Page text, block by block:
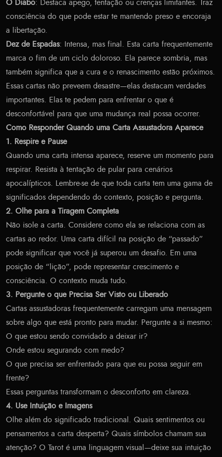
O Diabo: Destaca apego, tentação ou crenças limitantes. Traz
consciência do que pode estar te mantendo preso e encoraja
a libertação.
Dez de Espadas: Intensa, mas final. Esta carta frequentemente
marca o fim de um ciclo doloroso. Ela parece sombria, mas
também significa que a cura e o renascimento estão próximos.
Essas cartas não preveem desastre—elas destacam verdades
importantes. Elas te pedem para enfrentar o que é
desconfortável para que uma mudança real possa ocorrer.
Como Responder Quando uma Carta Assustadora Aparece
1. Respire e Pause
Quando uma carta intensa aparece, reserve um momento para
respirar. Resista à tentação de pular para cenários
apocalípticos. Lembre-se de que toda carta tem uma gama de
significados dependendo do contexto, posição e pergunta.
2. Olhe para a Tiragem Completa
Não isole a carta. Considere como ela se relaciona com as
cartas ao redor. Uma carta difícil na posição de “passado”
pode significar que você já superou um desafio. Em uma
posição de “lição”, pode representar crescimento e
consciência. O contexto muda tudo.
3. Pergunte o que Precisa Ser Visto ou Liberado
Cartas assustadoras frequentemente carregam uma mensagem
sobre algo que está pronto para mudar. Pergunte a si mesmo:
O que estou sendo convidado a deixar ir?
Onde estou segurando com medo?
O que precisa ser enfrentado para que eu possa seguir em
frente?
Essas perguntas transformam o desconforto em clareza.
4. Use Intuição e Imagens
Olhe além do significado tradicional. Quais sentimentos ou
pensamentos a carta desperta? Quais símbolos chamam sua
atenção? O Tarot é uma linguagem visual—deixe sua intuição